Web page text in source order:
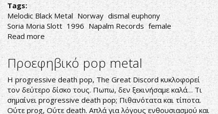
Tags:
Melodic Black Metal Norway dismal euphony
Soria Moria Slott 1996 Napalm Records female
Read more about
Dismal
Euphony-
Soria
Moria
Slott
Προεφηβικό pop metal
Η progressive death pop, The Great Discord κυκλοφορεί
τον δεύτερο δίσκο τους. Πωπω, δεν ξεκινήσαμε καλά… Τι
σημαίνει progressive death pop; Πιθανότατα και τίποτα.
Ούτε prog, Ούτε death. Απλά για λόγους ενθουσιασμού και